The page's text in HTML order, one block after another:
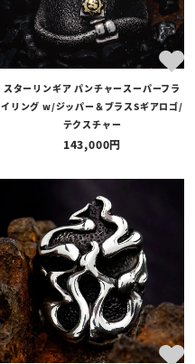
スターリンギア パンチャースーパーフラ
イリング w/ジッパー＆ブラスSギアロゴ/
テクスチャー
143,000